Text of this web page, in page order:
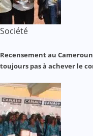
Société
Recensement au
toujours pas à achever le